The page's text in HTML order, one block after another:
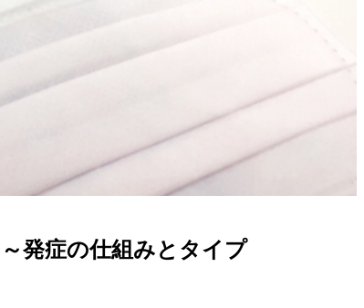
発症の仕組みとタイプ